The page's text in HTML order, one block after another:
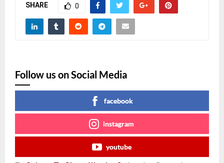
SHARE 0
Follow us on Social Media
facebook
instagram
youtube